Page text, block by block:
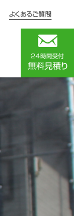
よくあるご質問
24時間受付
無料見積り